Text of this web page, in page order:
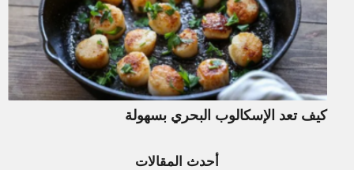
كيف تعد الإسكالوب البحري بسهولة
أحدث المقالات